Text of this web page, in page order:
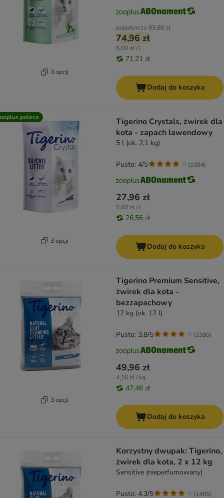
3 opcji
pojedynczo 83,88 zł
74,96 zł
5,00 zł / l
71,21 zł
Dodaj do koszyka
poleca
3 opcji
Tigerino Crystals, żwirek dla
kota - zapach lawendowy
5 l (ok. 2,1 kg)
27,96 zł
5,60 zł / l
26,56 zł
Pusto: 4/5 (1094)
Dodaj do koszyka
3 opcji
Tigerino Premium Sensitive,
żwirek dla kota -
bezzapachowy
12 kg (ok. 12 l)
49,96 zł
4,16 zł / kg
47,46 zł
Pusto: 3.8/5 (2380)
Dodaj do koszyka
Korzystny dwupak: Tigerino,
żwirek dla kota, 2 x 12 kg
Sensitive (nieperfumowany)
Pusto: 4.3/5 (1485)